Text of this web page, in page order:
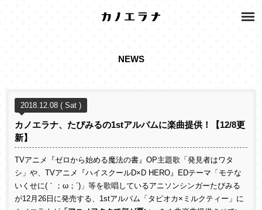
NEWS
2018.12.08 ( Sat )
カノエラナ、たぴみるの1stアルバムに楽曲提供！【12/8更
新】
TVアニメ『ゼロから始める魔法の書』OP主題歌「発見者はワタ
シ」や、TVアニメ『ハイスクールD×D HERO』EDテーマ「モテな
いくせに(｀；ω；´)」等を歌唱しているアニソンシンガーたぴみる
が12月26日に発売する、1stアルバム「タピオカ×ミルクティー」に